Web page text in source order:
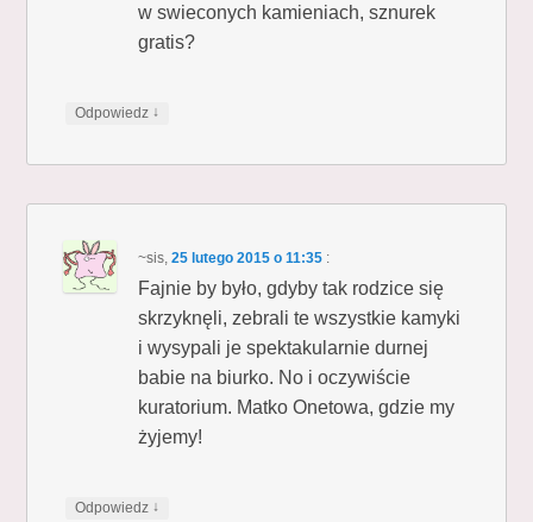
w swieconych kamieniach, sznurek
gratis?
Odpowiedz ↓
~sis,25 lutego 2015 o 11:35 :
Fajnie by było, gdyby tak rodzice się
skrzyknęli, zebrali te wszystkie kamyki
i wysypali je spektakularnie durnej
babie na biurko. No i oczywiście
kuratorium. Matko Onetowa, gdzie my
żyjemy!
Odpowiedz ↓